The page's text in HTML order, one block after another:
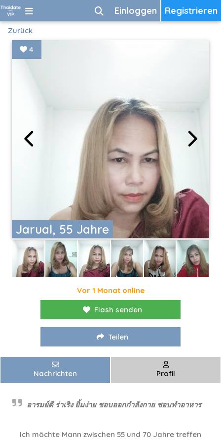
Registrieren
Einloggen
Zurück
Jarual, 55 Jahre
4
Vor 1 Monat online
Flash senden
Teilen
Nachrichten Profil
อารมย์ดี ร่าเริง ยิ้มง่าย ชอบออกกำลังกาย ชอบทำอาหาร
Ich möchte Mann zwischen 55 und 70 Jahre treffen